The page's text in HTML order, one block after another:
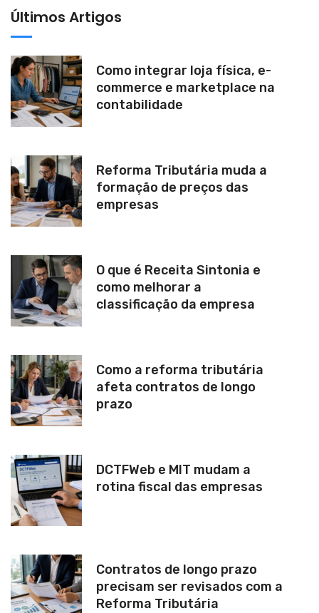
e
:
Últimos Artigos
Como integrar loja física, e-
commerce e marketplace na
contabilidade
Reforma Tributária muda a
formação de preços das
empresas
O que é Receita Sintonia e
como melhorar a
classificação da empresa
Como a reforma tributária
afeta contratos de longo
prazo
DCTFWeb e MIT mudam a
rotina fiscal das empresas
Contratos de longo prazo
precisam ser revisados com a
Reforma Tributária